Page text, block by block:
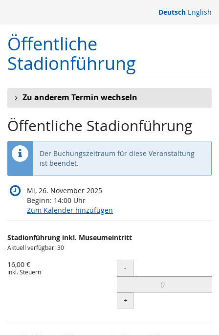
springen
Deutsch English
Öffentliche
Stadionführung
Zu anderem Termin wechseln
Öffentliche Stadionführung
Der Buchungszeitraum für diese Veranstaltung
ist beendet.
Mi, 26. November 2025
Beginn: 14:00 Uhr
Zum Kalender hinzufügen
Produkte
Unkategorisierte
Produkte
Stadionführung inkl. Museumeintritt
Aktuell verfügbar: 30
16,00 €
inkl. Steuern Menge
-
+